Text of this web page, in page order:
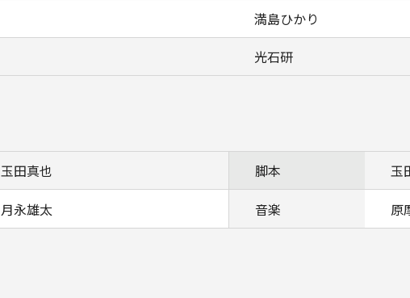
満島ひかり
光石研
玉田真也 脚本
玉
月永雄太 音楽 原